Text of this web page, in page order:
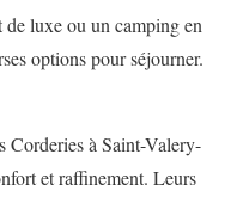
de luxe ou un camping en
options pour séjourner.
Corderies à Saint-Valery-
et raffinement. Leurs